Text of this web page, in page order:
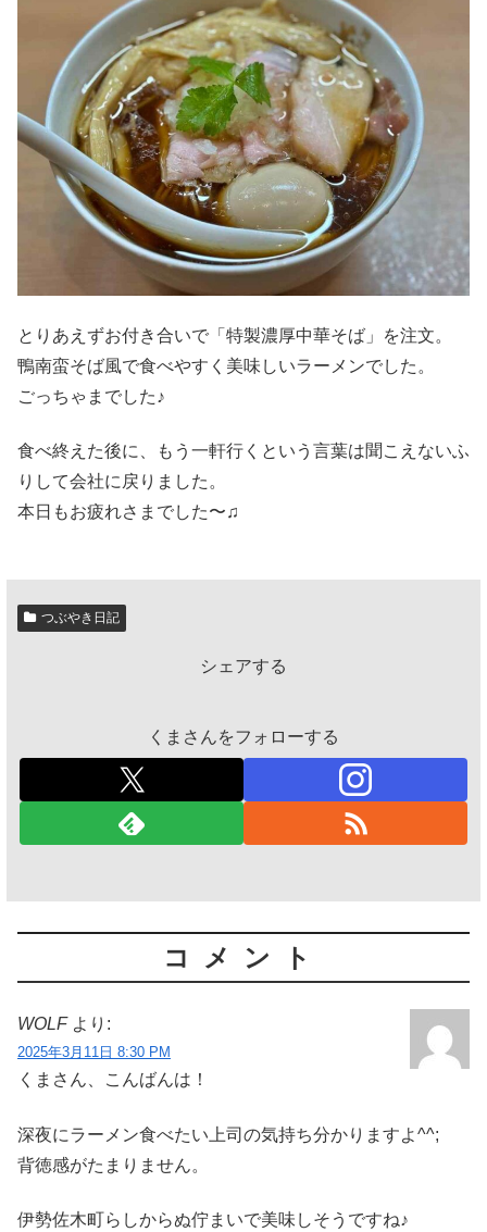
とりあえずお付き合いで「特製濃厚中華そば」を注文。
鴨南蛮そば風で食べやすく美味しいラーメンでした。
ごっちゃまでした♪
食べ終えた後に、もう一軒行くという言葉は聞こえないふ
りして会社に戻りました。
本日もお疲れさまでした〜♫
つぶやき日記
シェアする
くまさんをフォローする
コメント
WOLF より:
2025年3月11日 8:30 PM
くまさん、こんばんは！
深夜にラーメン食べたい上司の気持ち分かりますよ^^;
背徳感がたまりません。
伊勢佐木町らしからぬ佇まいで美味しそうですね♪